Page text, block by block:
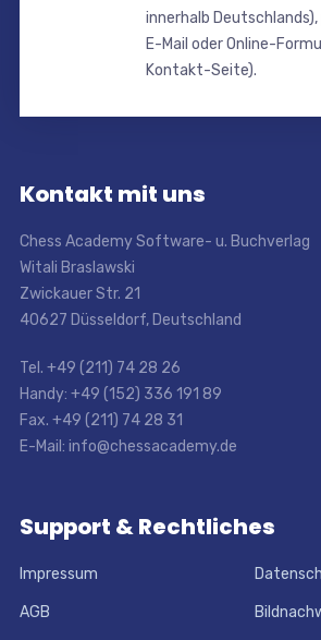
innerhalb Deutschlands),
E-Mail oder Online-
Kontakt-Seite).
Kontakt mit uns
Chess Academy Software- u. Buchverlag
Witali Braslawski
Zwickauer Str. 21
40627 Düsseldorf, Deutschland
Tel. +49 (211) 74 28 26
Handy: +49 (152) 336 191 89
Fax. +49 (211) 74 28 31
E-Mail: info@chessacademy.de
Support & Rechtliches
Impressum
AGB